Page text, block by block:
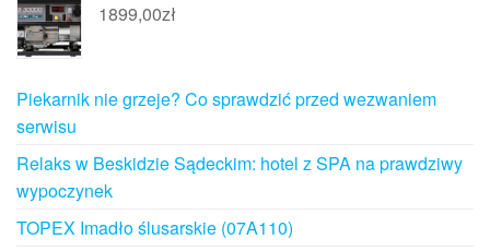
1899,00zł
Piekarnik nie grzeje? Co sprawdzić przed wezwaniem
serwisu
Relaks w Beskidzie Sądeckim: hotel z SPA na prawdziwy
wypoczynek
TOPEX Imadło ślusarskie (07A110)